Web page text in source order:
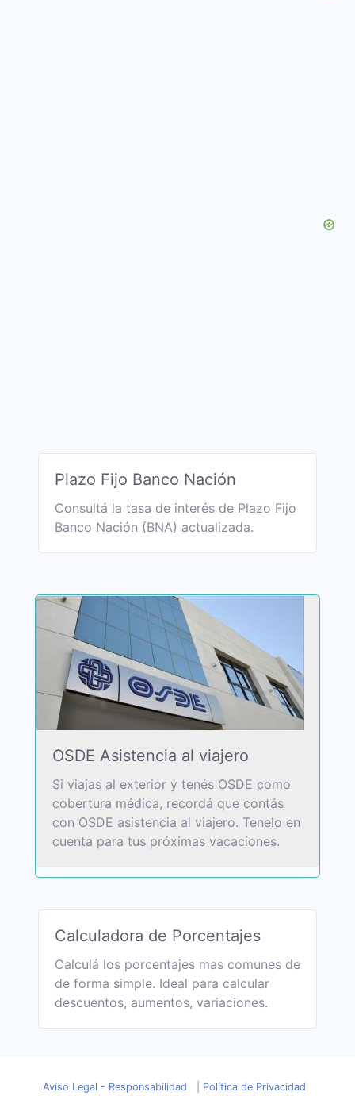
Plazo Fijo Banco Nación
Consultá la tasa de interés de Plazo Fijo
Banco Nación (BNA) actualizada.
OSDE Asistencia al viajero
Si viajas al exterior y tenés OSDE como
cobertura médica, recordá que contás
con OSDE asistencia al viajero. Tenelo en
cuenta para tus próximas vacaciones.
Calculadora de Porcentajes
Calculá los porcentajes mas comunes de
de forma simple. Ideal para calcular
descuentos, aumentos, variaciones.
Aviso Legal - Responsabilidad Política de Privacidad